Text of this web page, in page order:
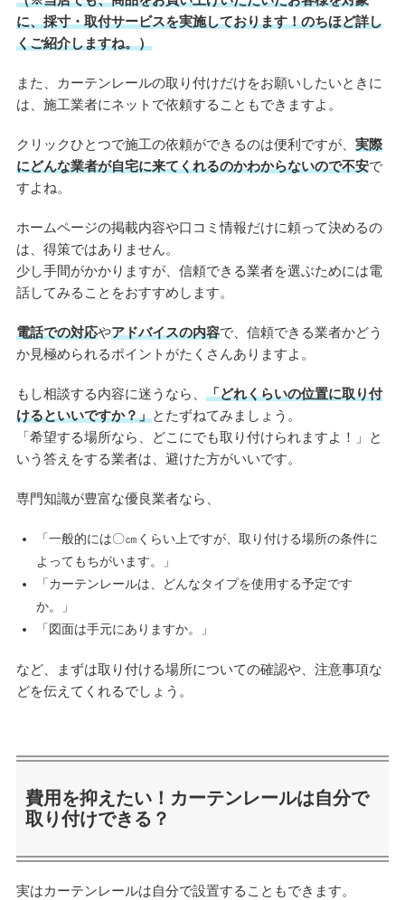
に、採寸・取付サービスを実施しております！のちほど詳し
くご紹介しますね。）
また、カーテンレールの取り付けだけをお願いしたいときに
は、施工業者にネットで依頼することもできますよ。
クリックひとつで施工の依頼ができるのは便利ですが、 実際
にどんな業者が自宅に来てくれるのかわからないので不安で
すよね。
ホームページの掲載内容や口コミ情報だけに頼って決めるの
は、得策ではありません。
少し手間がかかりますが、信頼できる業者を選ぶためには電
話してみることをおすすめします。
電話での対応やアドバイスの内容で、信頼できる業者かどう
か見極められるポイントがたくさんありますよ。
もし相談する内容に迷うなら、 「どれくらいの位置に取り付
けるといいですか？」とたずねてみましょう。
「希望する場所なら、どこにでも取り付けられますよ！」と
いう答えをする業者は、避けた方がいいです。
専門知識が豊富な優良業者なら、
「一般的には〇㎝くらい上ですが、取り付ける場所の条件に
よってもちがいます。」
「カーテンレールは、どんなタイプを使用する予定です
か。」
「図面は手元にありますか。」
など、まずは取り付ける場所についての確認や、注意事項な
どを伝えてくれるでしょう。
費用を抑えたい！カーテンレールは自分で
取り付けできる？
実はカーテンレールは自分で設置することもできます。